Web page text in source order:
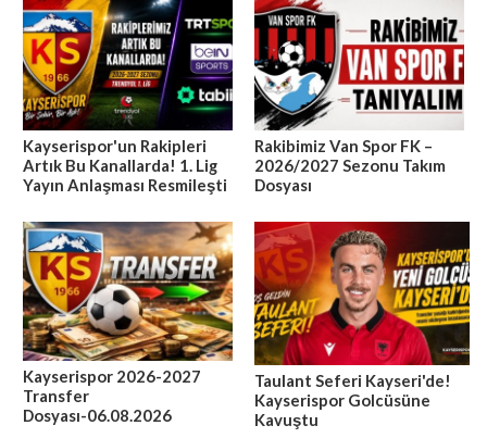
Kayserispor'un Rakipleri
Artık Bu Kanallarda! 1. Lig
Yayın Anlaşması Resmileşti
Rakibimiz Van Spor FK –
2026/2027 Sezonu Takım
Dosyası
Kayserispor 2026-2027
Transfer
Dosyası-06.08.2026
Taulant Seferi Kayseri'de!
Kayserispor Golcüsüne
Kavuştu